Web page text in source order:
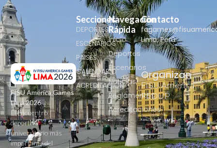
FISU America Games
Lima 2026
El encuentro
deportivo
universitario más
importante del
Navegación
Rápida
Inicio
Deportes
Escenarios
Noticias
Reglamentos
Acreditaciones
Secciones
DEPORTES
ESCENARIOS
PAISES
CALENDARIO
ACREDITACIÓN
Contacto
Lima, Perú
Organizan
FISU America
FEDUP